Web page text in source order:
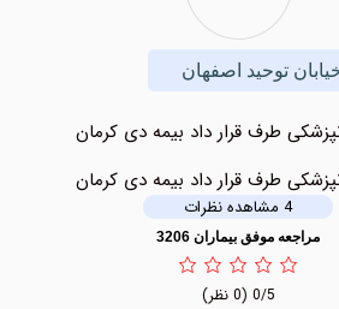
اصفهان
قرار داد بیمه دی کرمان
قرار داد بیمه دی کرمان
بیماران 3206